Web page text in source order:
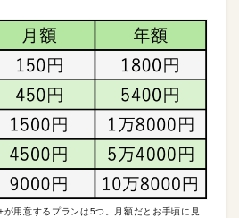
用意するプランは5つ。月額だとお手頃に見